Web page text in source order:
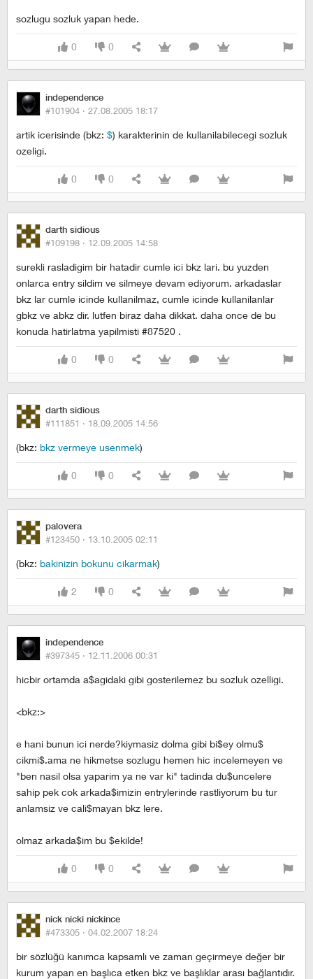
sozlugu sozluk yapan hede.
0 0
independence
#101904 · 27.08.2005 18:17
artik icerisinde (bkz: $) karakterinin de kullanilabilecegi sozluk
ozeligi.
0 0
darth sidious
#109198 · 12.09.2005 14:58
surekli rasladigim bir hatadir cumle ici bkz lari. bu yuzden
onlarca entry sildim ve silmeye devam ediyorum. arkadaslar
bkz lar cumle icinde kullanilmaz, cumle icinde kullanilanlar
gbkz ve abkz dir. lutfen biraz daha dikkat. daha once de bu
konuda hatirlatma yapilmisti #87520 .
0 0
darth sidious
#111851 · 18.09.2005 14:56
(bkz: bkz vermeye usenmek)
0 0
palovera
#123450 · 13.10.2005 02:11
(bkz: bakinizin bokunu cikarmak)
2 0
independence
#397345 · 12.11.2006 00:31
hicbir ortamda a$agidaki gibi gosterilemez bu sozluk ozelligi.
<bkz:>
e hani bunun ici nerde?kiymasiz dolma gibi bi$ey olmu$
cikmi$.ama ne hikmetse sozlugu hemen hic incelemeyen ve
"ben nasil olsa yaparim ya ne var ki" tadinda du$uncelere
sahip pek cok arkada$imizin entrylerinde rastliyorum bu tur
anlamsiz ve cali$mayan bkz lere.
olmaz arkada$im bu $ekilde!
0 0
nick nicki nickince
#473305 · 04.02.2007 18:24
bir sözlüğü kanımca kapsamlı ve zaman geçirmeye değer bir
kurum yapan en başlıca etken bkz ve başlıklar arası bağlantıdır.